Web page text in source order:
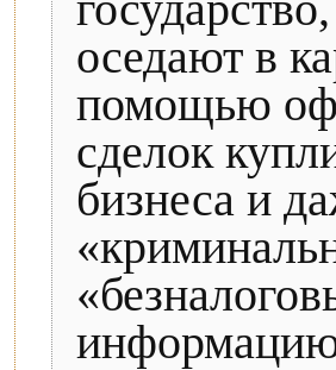
оседают в
помощью
сделок
бизнеса и